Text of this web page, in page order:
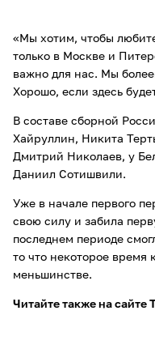
«Мы хотим, чтобы
только в Москве и
важно для нас. Мы
Хорошо, если здесь
В составе сборной
Хайруллин, Никита
Дмитрий Николаев, у
Даниил Сотишвили.
Уже в начале первого
свою силу и забила
последнем периоде
то что некоторое время
меньшинстве.
Читайте также на сайте